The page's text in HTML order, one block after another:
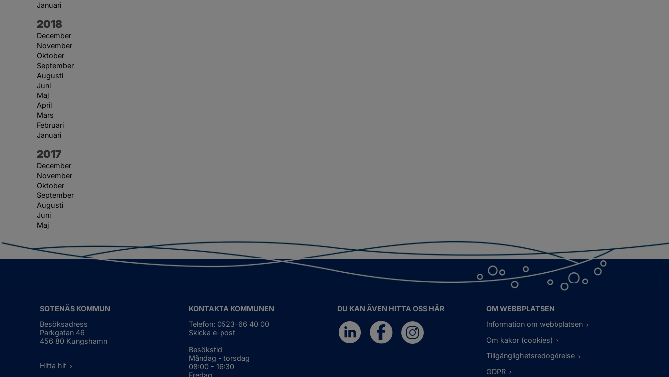
Januari
År:
2018
December
November
Oktober
September
Augusti
Juni
Maj
April
Mars
Februari
Januari
År:
2017
December
November
Oktober
September
Augusti
Juni
Maj
SOTENÄS KOMMUN
Besöksadress
Parkgatan 46
456 80 Kungshamn
Hitta hit
KONTAKTA KOMMUNEN
Telefon: 0523-66 40 00
Skicka e-post
Besökstid:
Måndag - torsdag
08:00 - 16:30
Fredag
DU KAN ÄVEN HITTA OSS HÄR
OM WEBBPLATSEN
Information om webbplatsen
Om kakor (cookies)
Tillgänglighetsredogörelse
GDPR